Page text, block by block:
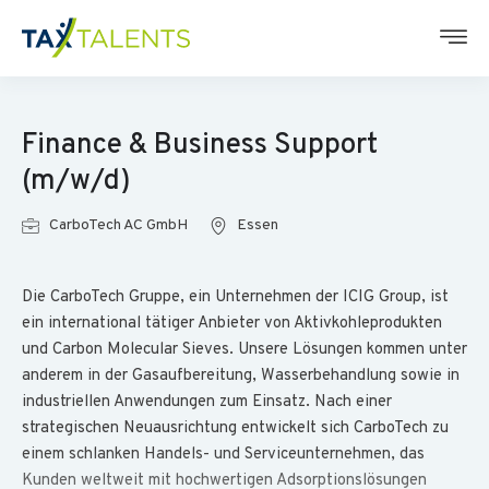
Finance & Business Support
(m/w/d)
CarboTech AC GmbH Essen
Die CarboTech Gruppe, ein Unternehmen der ICIG Group, ist
ein international tätiger Anbieter von Aktivkohleprodukten
und Carbon Molecular Sieves. Unsere Lösungen kommen unter
anderem in der Gasaufbereitung, Wasserbehandlung sowie in
industriellen Anwendungen zum Einsatz. Nach einer
strategischen Neuausrichtung entwickelt sich CarboTech zu
einem schlanken Handels- und Serviceunternehmen, das
Kunden weltweit mit hochwertigen Adsorptionslösungen